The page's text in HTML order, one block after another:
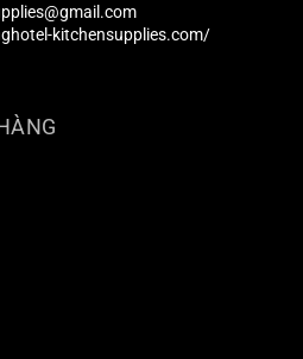
kitchensupplies.com/